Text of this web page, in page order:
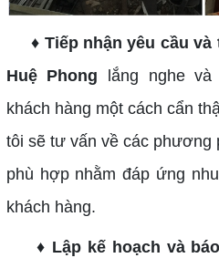
♦ Tiếp nhận yêu cầu
Huệ Phong lắng nghe
khách hàng một cách cẩn
tôi sẽ tư vấn về các phương
phù hợp nhằm đáp ứng
khách hàng.
♦ Lập kế hoạch và